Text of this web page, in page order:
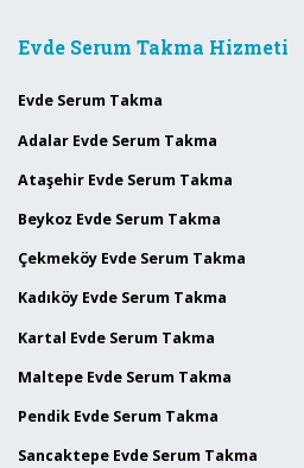
Evde Serum Takma Hizmeti
Evde Serum Takma
Adalar Evde Serum Takma
Ataşehir Evde Serum Takma
Beykoz Evde Serum Takma
Çekmeköy Evde Serum Takma
Kadıköy Evde Serum Takma
Kartal Evde Serum Takma
Maltepe Evde Serum Takma
Pendik Evde Serum Takma
Sancaktepe Evde Serum Takma